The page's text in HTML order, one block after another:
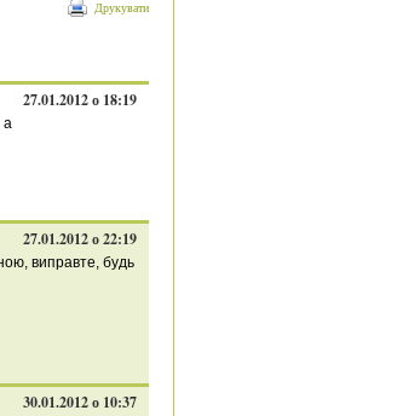
Друкувати
27.01.2012 о 18:19
а
27.01.2012 о 22:19
виправте, будь
30.01.2012 о 10:37